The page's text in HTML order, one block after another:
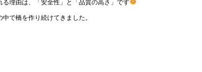
理由は、「安全性」と「品質の高さ」です
で橋を作り続けてきました。